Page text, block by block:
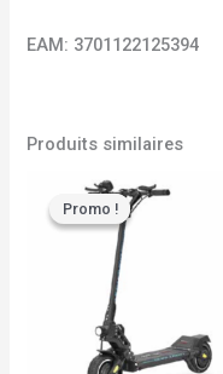
EAM: 3701122125394
Produits similaires
Promo !
Promo !